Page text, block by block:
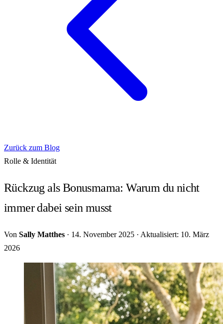
Zurück zum Blog
Rolle & Identität
Rückzug als Bonusmama: Warum du nicht
immer dabei sein musst
Von Sally Matthes · 14. November 2025 · Aktualisiert: 10. März
2026